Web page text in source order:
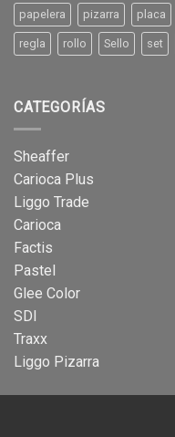
papelera pizarra placa
regla rollo Sello set
CATEGORÍAS
Sheaffer
Carioca Plus
Liggo Trade
Carioca
Factis
Pastel
Glee Color
SDI
Traxx
Liggo Pizarra